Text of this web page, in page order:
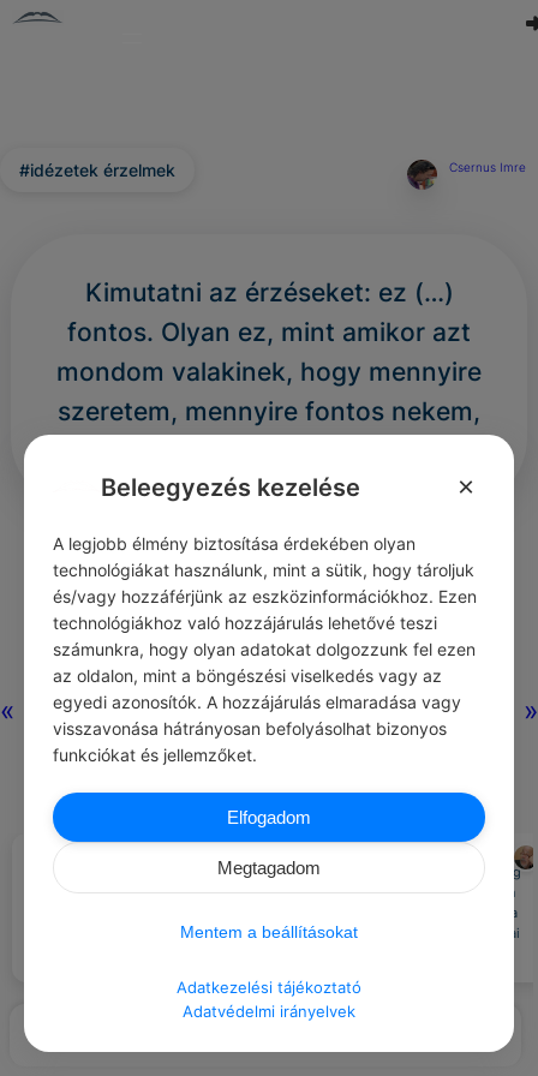
« »
#idézetek érzelmek Csernus Imre
Kimutatni az érzéseket: ez (…)
fontos. Olyan ez, mint amikor azt
mondom valakinek, hogy mennyire
szeretem, mennyire fontos nekem,
Nincs még hozzászólás.
#AJÁNLOTT NAPI
JÓCSELEKEDET
Hozz létre egy madáretetőt a
POPPER PÉTER
A lelkünk teljes kitárulkozása még
a legbizalmasabb kapcsolatban
sem ajánlatos. Mindenkinek joga
van ahhoz, hogy személyes titkai
Beleegyezés kezelése ×
A legjobb élmény biztosítása érdekében olyan
technológiákat használunk, mint a sütik, hogy tároljuk
és/vagy hozzáférjünk az eszközinformációkhoz. Ezen
technológiákhoz való hozzájárulás lehetővé teszi
számunkra, hogy olyan adatokat dolgozzunk fel ezen
az oldalon, mint a böngészési viselkedés vagy az
egyedi azonosítók. A hozzájárulás elmaradása vagy
visszavonása hátrányosan befolyásolhat bizonyos
funkciókat és jellemzőket.
Elfogadom
Megtagadom
Mentem a beállításokat
Adatkezelési tájékoztató
Adatvédelmi irányelvek